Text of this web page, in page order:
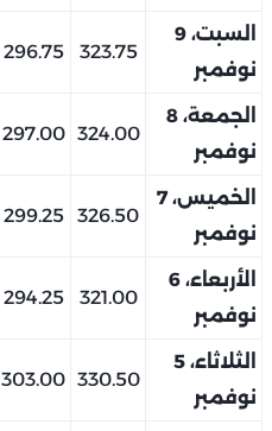
السبت، 9
نوفمبر
323.75
296.75
الجمعة، 8
نوفمبر
324.00
297.00
الخميس، 7
نوفمبر
326.50
299.25
الأربعاء، 6
نوفمبر
321.00
294.25
الثلاثاء، 5
نوفمبر
330.50
303.00